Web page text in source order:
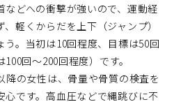
などへの衝撃が強いので、運動経
軽くからだを上下（ジャンプ）
う。当初は10回程度、目標は50回
回～200回程度）です。
降の女性は、骨量や骨質の検査を
心です。高血圧などで縄跳びに不